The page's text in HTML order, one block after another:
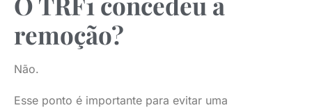
remoção?
Não.
Esse ponto é importante para evitar uma